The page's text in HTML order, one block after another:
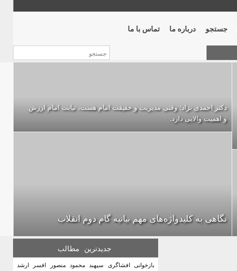
جستجو درباره ما تماس با ما
دکتر احمدی نژاد: وقتی مدیریت و حقیقت امام هست، نیابت امام ارزش
و اهمیت والایی دارد.
نگاهی به کلیدواژه‌های مهم بیانیه گام دوم انقلاب
جدیدترین مطالب
بازخوانی افشاگری سپهبد محمود منصور افسر ارشد